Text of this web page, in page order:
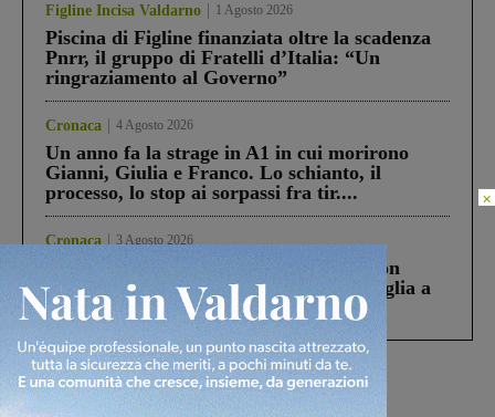
Figline Incisa Valdarno 1 Agosto 2026
Piscina di Figline finanziata oltre la scadenza
Pnrr, il gruppo di Fratelli d’Italia: “Un
ringraziamento al Governo”
Cronaca 4 Agosto 2026
Un anno fa la strage in A1 in cui morirono
Gianni, Giulia e Franco. Lo schianto, il
processo, lo stop ai sorpassi fra tir....
Cronaca 3 Agosto 2026
Scomparso da una struttura di Castiglion
Fiorentino l’uomo che aveva ucciso la figlia a
Levane nel 2020
×